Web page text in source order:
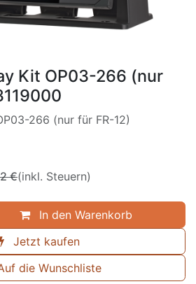
Kit OP03-266 (nur
266 (nur für FR-12)
€(inkl. Steuern)
In den Warenkorb
Jetzt kaufen
die Wunschliste